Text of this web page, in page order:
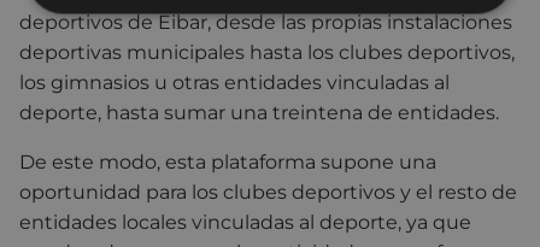
deportivos de Eibar, desde las propias instalaciones
deportivas municipales hasta los clubes deportivos,
los gimnasios u otras entidades vinculadas al
deporte, hasta sumar una treintena de entidades.
De este modo, esta plataforma supone una
oportunidad para los clubes deportivos y el resto de
entidades locales vinculadas al deporte, ya que